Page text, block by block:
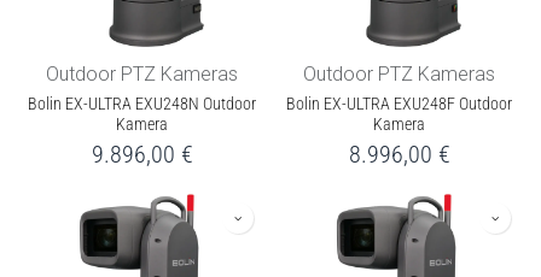
Outdoor PTZ Kameras
Bolin EX-ULTRA EXU248N Outdoor
Kamera
9.896,00 €
Outdoor PTZ Kameras
Bolin EX-ULTRA EXU248F Outdoor
Kamera
8.996,00 €